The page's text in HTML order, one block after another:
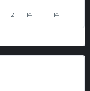
2 14 14